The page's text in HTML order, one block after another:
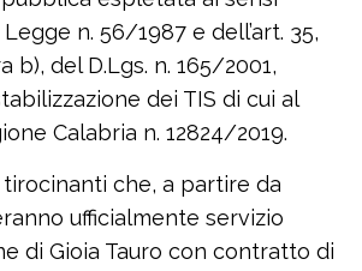
Legge n. 56/1987 e dell’art. 35,
b), del D.Lgs. n. 165/2001,
dei TIS di cui al
Calabria n. 12824/2019.
che, a partire da
ufficialmente servizio
di Gioia Tauro con contratto di